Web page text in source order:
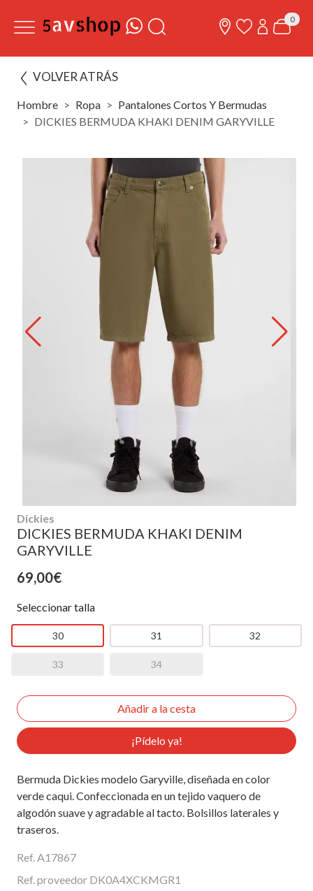
0
VOLVER ATRÁS
Hombre Ropa
Pantalones Cortos Y Bermudas
DICKIES BERMUDA KHAKI DENIM GARYVILLE
Dickies
DICKIES BERMUDA KHAKI DENIM
GARYVILLE
69,00€
Seleccionar talla
30 31 32
33 34
¡Pídelo ya!
Bermuda Dickies modelo Garyville, diseñada en color
verde caqui. Confeccionada en un tejido vaquero de
algodón suave y agradable al tacto. Bolsillos laterales y
traseros.
Ref. A17867
Ref. proveedor DK0A4XCKMGR1